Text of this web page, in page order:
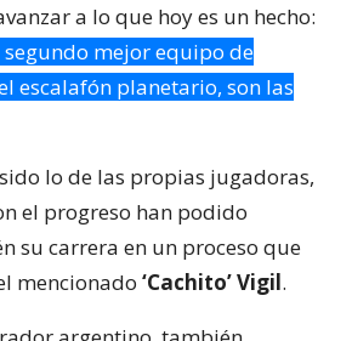
a lo que hoy es un hecho:
segundo mejor equipo de
escalafón planetario, son las
lo de las propias jugadoras,
el progreso han podido
su carrera en un proceso que
mencionado ‘Cachito’ Vigil.